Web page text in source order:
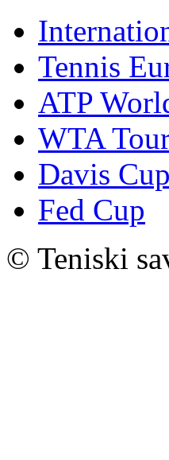
Tennis
ATP
WTA
Davis Cup
Fed Cup
© Teniski